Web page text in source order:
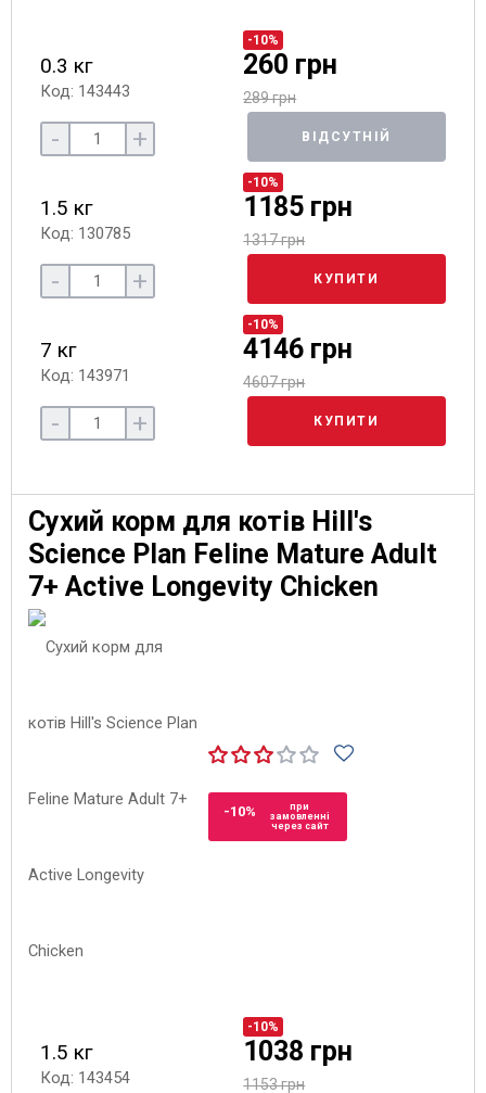
0.3 кг
Код: 143443
-10%
260 грн
289 грн
- + ВІДСУТНІЙ
1.5 кг
Код: 130785
-10%
1185 грн
1317 грн
- + КУПИТИ
7 кг
Код: 143971
-10%
4146 грн
4607 грн
- + КУПИТИ
Сухий корм для котів Hill's
Science Plan Feline Mature Adult
7+ Active Longevity Chicken
-10%
при
замовленні
через сайт
1.5 кг
Код: 143454
-10%
1038 грн
1153 грн